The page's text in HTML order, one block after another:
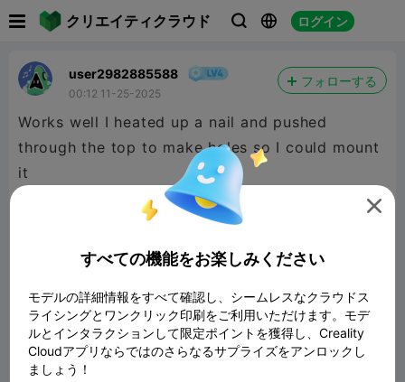
クリエイティクラウド   ログイン
user2982885588
00:12 11-25-2025
フォローする
Works well I heated up a nail and pushed
through the top to make holes so I could mount
it

すべての機能をお楽しみください
モデルの詳細情報をすべて確認し、シームレスなクラウドス
ライシングとワンクリック印刷をご利用いただけます。モデ
ルとインタラクションして限定ポイントを獲得し、Creality
Cloudアプリならではのさらなるサプライズをアンロックし
ましょう！